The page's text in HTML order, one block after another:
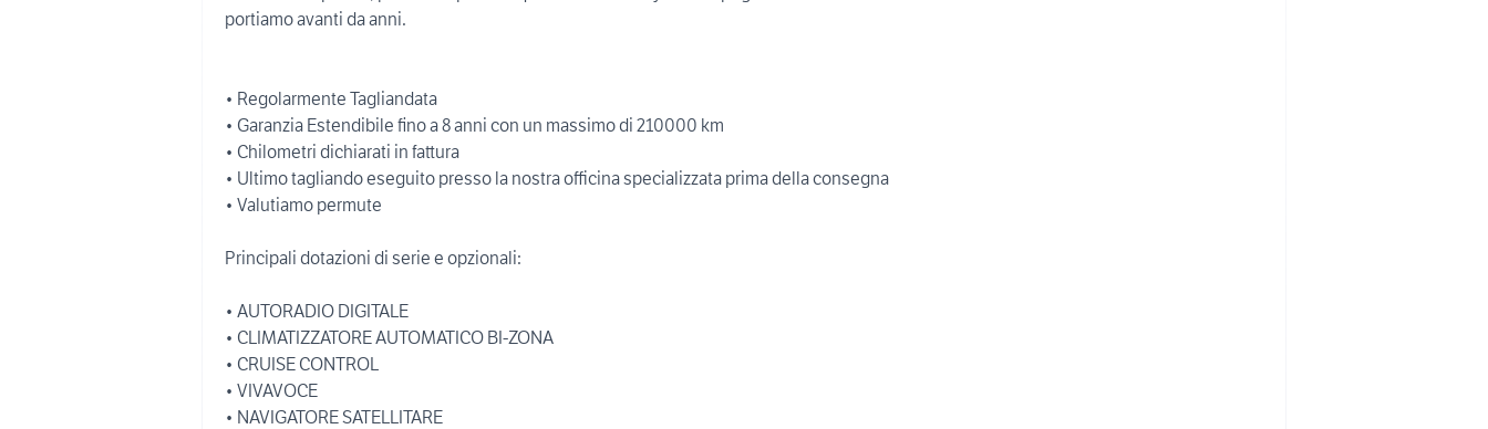
portiamo avanti da anni.
• Regolarmente Tagliandata
• Garanzia Estendibile fino a 8 anni con un massimo di 210000 km
• Chilometri dichiarati in fattura
• Ultimo tagliando eseguito presso la nostra officina specializzata prima della consegna
• Valutiamo permute
Principali dotazioni di serie e opzionali:
• AUTORADIO DIGITALE
• CLIMATIZZATORE AUTOMATICO BI-ZONA
• CRUISE CONTROL
• VIVAVOCE
• NAVIGATORE SATELLITARE